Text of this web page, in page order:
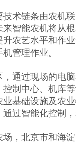
技术链条由农机
来智能农机将从
农艺水平和作
管理作业。
，通过现场的电
控制中心、机库
业基础设施及农
过智能化控制
，北京市和海